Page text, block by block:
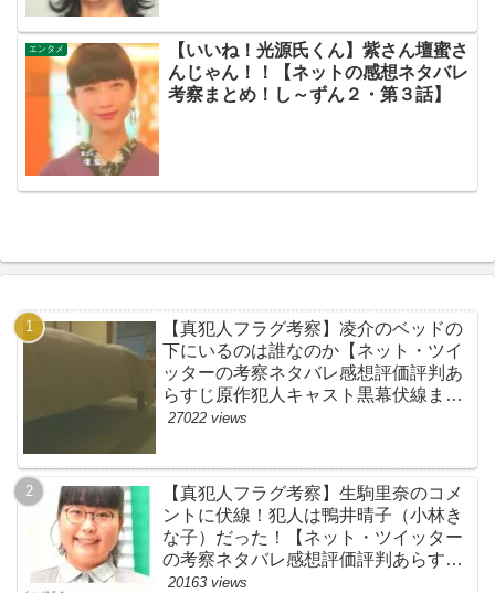
エンタメ
【いいね！光源氏くん】紫さん壇蜜さ
んじゃん！！【ネットの感想ネタバレ
考察まとめ！し～ずん２・第３話】
【真犯人フラグ考察】凌介のベッドの
下にいるのは誰なのか【ネット・ツイ
ッターの考察ネタバレ感想評価評判あ
らすじ原作犯人キャスト黒幕伏線まと
め】
27022 views
【真犯人フラグ考察】生駒里奈のコメ
ントに伏線！犯人は鴨井晴子（小林き
な子）だった！【ネット・ツイッター
の考察ネタバレ感想評価評判あらすじ
原作犯人キャスト黒幕伏線まとめ・鴨
20163 views